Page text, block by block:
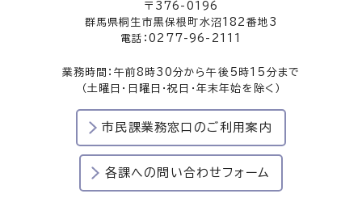
〒376-0196
群馬県桐生市黒保根町水沼182番地3
電話：0277-96-2111
業務時間：午前8時30分から午後5時15分まで
（土曜日・日曜日・祝日・年末年始を除く）
市民課業務窓口のご利用案内
各課への問い合わせフォーム